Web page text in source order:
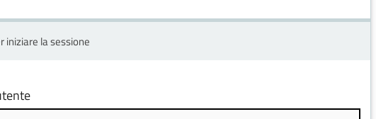
iniziare la sessione